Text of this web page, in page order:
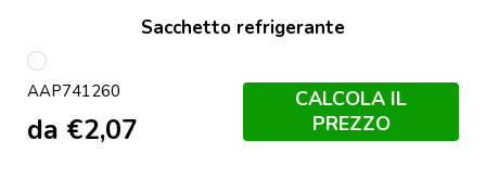
Sacchetto refrigerante
Bianco
AAP741260
da €2,07
CALCOLA IL
PREZZO